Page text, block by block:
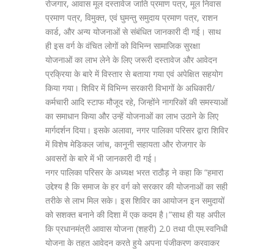
रोजगार, आवास मूल दस्तावेज जाति प्रमाण पत्र, मूल निवास
प्रमाण पत्र, विमुक्त, एवं घुमन्तु समुदाय प्रमाण पत्र, राशन
कार्ड, और अन्य योजनाओं से संबंधित जानकारी दी गई। साथ
ही इस वर्ग के वंचित लोगों को विभिन्न सामाजिक सुरक्षा
योजनाओं का लाभ लेने के लिए जरूरी दस्तावेज और आवेदन
प्रक्रिया के बारे में विस्तार से बताया गया एवं अपेक्षित सहयोग
किया गया। शिविर में विभिन्न सरकारी विभागों के अधिकारी/
कर्मचारी आदि स्टाफ मौजूद रहे, जिन्होंने नागरिकों की समस्याओं
का समाधान किया और उन्हें योजनाओं का लाभ उठाने के लिए
मार्गदर्शन दिया। इसके अलावा, नगर पालिका परिसर द्वारा शिविर
में विशेष मेडिकल जांच, कानूनी सहायता और रोजगार के
अवसरों के बारे में भी जानकारी दी गई।
नगर पालिका परिसर के अध्यक्ष भरत राठौड़ ने कहा कि “हमारा
उद्देश्य है कि समाज के हर वर्ग को सरकार की योजनाओं का सही
तरीके से लाभ मिल सके। इस शिविर का आयोजन इन समुदायों
को सशक्त बनाने की दिशा में एक कदम है।”साथ ही यह अपील
कि प्रधानमंत्री आवास योजना (शहरी) 2.0 तथा पी.एम.स्वनिधी
योजना के तहत आवेदन करते हुये अपना पंजीकरण करवाकर